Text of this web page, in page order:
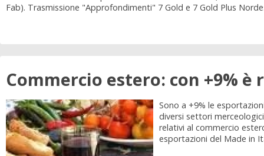
Fab). Trasmissione "Approfondimenti" 7 Gold e 7 Gold Plus
Commercio estero: con +9%
Sono a +9% le
diversi settori
relativi al commercio
esportazioni del Made in